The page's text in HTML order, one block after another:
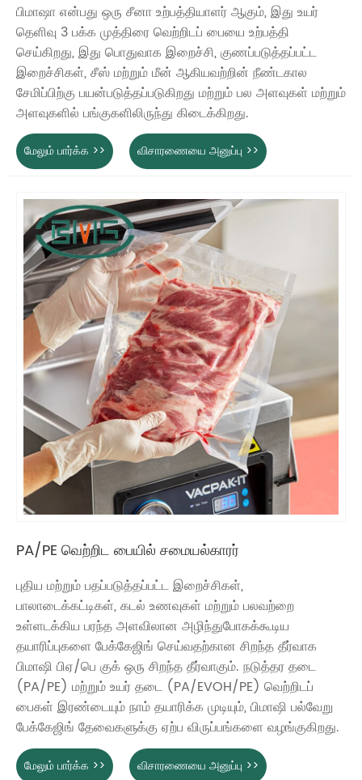
பிமாஷா என்பது ஒரு சீனா உற்பத்தியாளர் ஆகும், இது உயர்
தெளிவு 3 பக்க முத்திரை வெற்றிடப் பையை உற்பத்தி
செய்கிறது, இது பொதுவாக இறைச்சி, குணப்படுத்தப்பட்ட
இறைச்சிகள், சீஸ் மற்றும் மீன் ஆகியவற்றின் நீண்டகால
சேமிப்பிற்கு பயன்படுத்தப்படுகிறது மற்றும் பல அளவுகள் மற்றும்
அளவுகளில் பங்குகளிலிருந்து கிடைக்கிறது.
மேலும் பார்க்க >> விசாரணையை அனுப்பு >>
PA/PE வெற்றிட பையில் சமையல்காரர்
புதிய மற்றும் பதப்படுத்தப்பட்ட இறைச்சிகள்,
பாலாடைக்கட்டிகள், கடல் உணவுகள் மற்றும் பலவற்றை
உள்ளடக்கிய பரந்த அளவிலான அழிந்துபோகக்கூடிய
தயாரிப்புகளை பேக்கேஜிங் செய்வதற்கான சிறந்த தீர்வாக
பிமாஷி பிஏ/பெ குக் ஒரு சிறந்த தீர்வாகும். நடுத்தர தடை
(PA/PE) மற்றும் உயர் தடை (PA/EVOH/PE) வெற்றிடப்
பைகள் இரண்டையும் நாம் தயாரிக்க முடியும், பிமாஷி பல்வேறு
பேக்கேஜிங் தேவைகளுக்கு ஏற்ப விருப்பங்களை வழங்குகிறது.
மேலும் பார்க்க >> விசாரணையை அனுப்பு >>